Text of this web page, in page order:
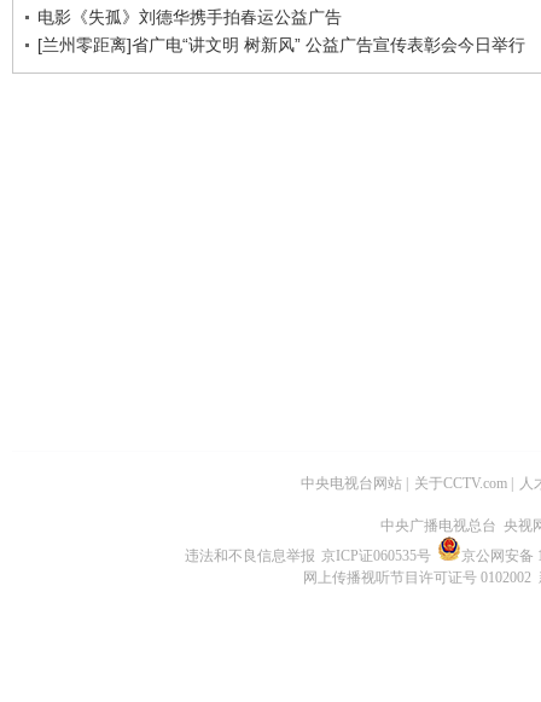
电影《失孤》刘德华携手拍春运公益广告
[兰州零距离]省广电“讲文明 树新风” 公益广告宣传表彰会今日举行
中央电视台网站 关于CCTV.com 人
中央广播电视总台 央视
违法和不良信息举报 京ICP证060535号
京公网安备
网上传播视听节目许可证号 0102002